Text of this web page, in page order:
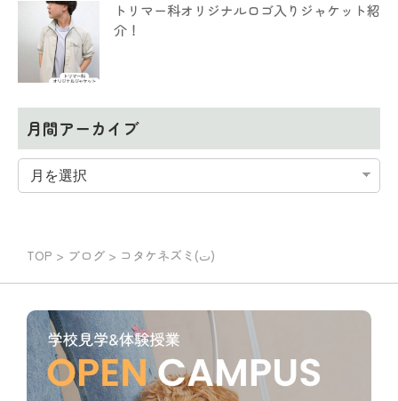
トリマー科オリジナルロゴ入りジャケット紹
介！
月間アーカイブ
TOP > ブログ > コタケネズミ(ت)